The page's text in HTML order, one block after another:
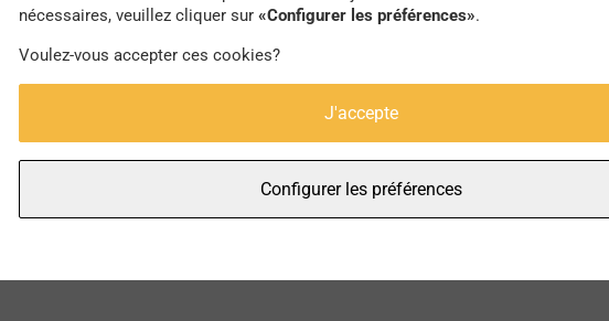
nécessaires, veuillez cliquer sur «Configurer les préférences».
Voulez-vous accepter ces cookies?
J'accepte
Configurer les préférences